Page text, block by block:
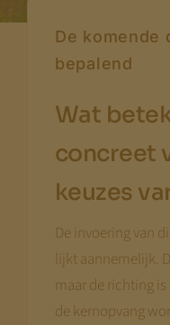
De komende
bepalend
Wat
concreet
keuzes
De invoering van
lijkt aannemelijk.
maar de richting
de kernopvang